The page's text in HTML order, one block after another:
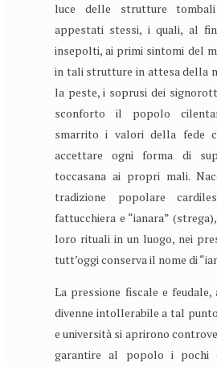
luce delle strutture
appestati stessi, i quali, al
insepolti, ai primi sintomi del
in tali strutture in attesa della
la peste, i soprusi dei
sconforto il popolo
smarrito i valori della fede
accettare ogni forma di
toccasana ai propri mali.
tradizione popolare
fattucchiera e “ianara”
loro rituali in un luogo, nei
tutt’oggi conserva il nome di
La pressione fiscale e feudale,
divenne intollerabile a tal
e università si aprirono
garantire al popolo i